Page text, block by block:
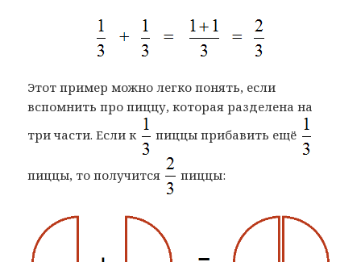
Этот пример можно легко понять, если
вспомнить про пиццу, которая разделена на
три части. Если к
пиццы прибавить ещё
пиццы, то получится пиццы: